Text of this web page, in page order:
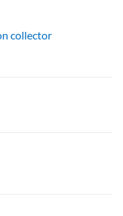
collector